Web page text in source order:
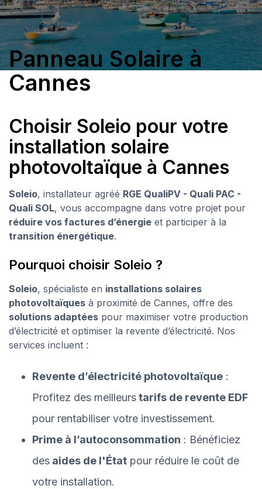
Panneau Solaire à
Cannes
Choisir Soleio pour votre
installation solaire
photovoltaïque à Cannes
Soleio, installateur agréé RGE QualiPV - Quali PAC -
Quali SOL, vous accompagne dans votre projet pour
réduire vos factures d’énergie et participer à la
transition énergétique.
Pourquoi choisir Soleio ?
Soleio, spécialiste en installations solaires
photovoltaïques à proximité de Cannes, offre des
solutions adaptées pour maximiser votre production
d’électricité et optimiser la revente d’électricité. Nos
services incluent :
Revente d’électricité photovoltaïque :
Profitez des meilleurstarifs de revente EDF
pour rentabiliser votre investissement.
Prime à l’autoconsommation : Bénéficiez
des aides de l'État pour réduire le coût de
votre installation.